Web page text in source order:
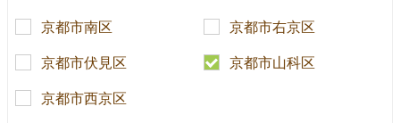
京都市南区 京都市右京区
京都市伏見区 京都市山科区
京都市西京区